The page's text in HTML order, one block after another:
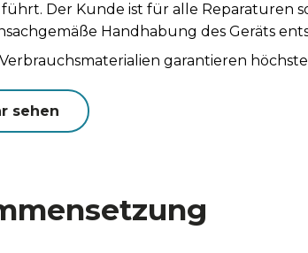
führt. Der Kunde ist für alle Reparaturen
Handhabung des Geräts
garantieren
sehen